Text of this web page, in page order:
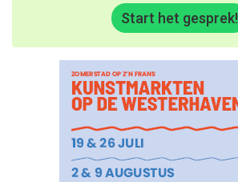
Start het gesprek!